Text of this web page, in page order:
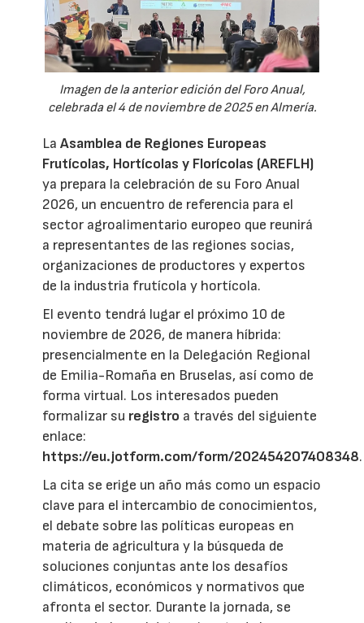
Imagen de la anterior edición del Foro Anual,
celebrada el 4 de noviembre de 2025 en Almería.
LaAsamblea de Regiones Europeas
Frutícolas, Hortícolas y Florícolas (AREFLH)
ya prepara la celebración de su Foro Anual
2026, un encuentro de referencia para el
sector agroalimentario europeo que reunirá
a representantes de las regiones socias,
organizaciones de productores y expertos
de la industria frutícola y hortícola.
El evento tendrá lugar el próximo 10 de
noviembre de 2026, de manera híbrida:
presencialmente en la Delegación Regional
de Emilia-Romaña en Bruselas, así como de
forma virtual. Los interesados pueden
formalizar su registro a través del siguiente
enlace:
https://eu.jotform.com/form/202454207408348.
La cita se erige un año más como un espacio
clave para el intercambio de conocimientos,
el debate sobre las políticas europeas en
materia de agricultura y la búsqueda de
soluciones conjuntas ante los desafíos
climáticos, económicos y normativos que
afronta el sector. Durante la jornada, se